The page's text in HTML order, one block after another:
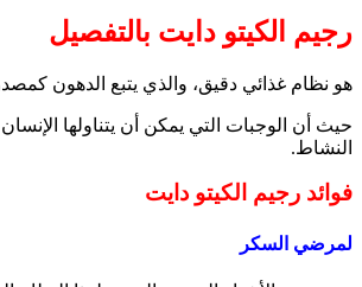
رجيم الكيتو دايت بالتفصيل
هو نظام غذائي دقيق، والذي يتبع الدهون
النشاط.
فوائد رجيم الكيتو دايت
لمرضي السكر